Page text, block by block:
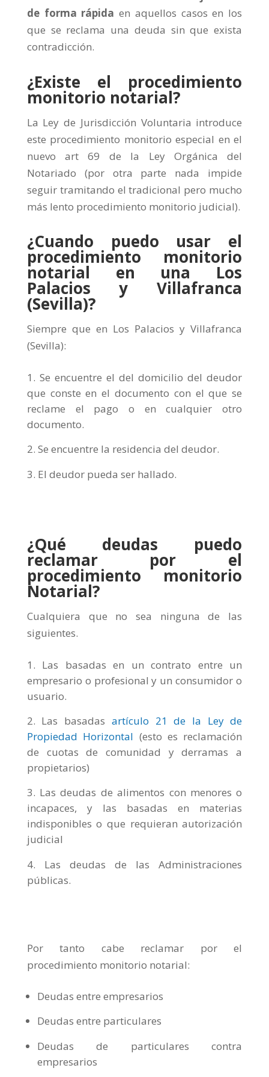
de forma rápida en aquellos casos en los
que se reclama una deuda sin que exista
contradicción.
¿Existe el procedimiento
monitorio notarial?
La Ley de Jurisdicción Voluntaria introduce
este procedimiento monitorio especial en el
nuevo art 69 de la Ley Orgánica del
Notariado (por otra parte nada impide
seguir tramitando el tradicional pero mucho
más lento procedimiento monitorio judicial).
¿Cuando puedo usar el
procedimiento monitorio
notarial en una Los
Palacios y Villafranca
(Sevilla)?
Siempre que en Los Palacios y Villafranca
(Sevilla):
Se encuentre el del domicilio del deudor
que conste en el documento con el que se
reclame el pago o en cualquier otro
documento.
Se encuentre la residencia del deudor.
El deudor pueda ser hallado.
¿Qué deudas puedo
reclamar por el
procedimiento monitorio
Notarial?
Cualquiera que no sea ninguna de las
siguientes.
Las basadas en un contrato entre un
empresario o profesional y un consumidor o
usuario.
Las basadas artículo 21 de la Ley de
Propiedad Horizontal (esto es reclamación
de cuotas de comunidad y derramas a
propietarios)
Las deudas de alimentos con menores o
incapaces, y las basadas en materias
indisponibles o que requieran autorización
judicial
Las deudas de las Administraciones
públicas.
Por tanto cabe reclamar por el
procedimiento monitorio notarial:
Deudas entre empresarios
Deudas entre particulares
Deudas de particulares contra
empresarios